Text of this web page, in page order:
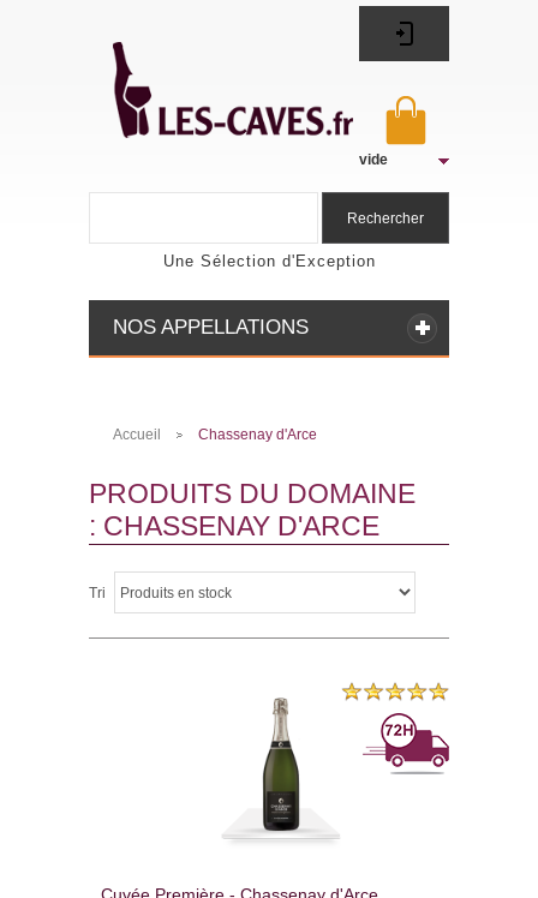
Une Sélection d'Exception
vide
NOS APPELLATIONS
Rechercher
Accueil
Chassenay d'Arce
PRODUITS DU DOMAINE
: CHASSENAY D'ARCE
Tri